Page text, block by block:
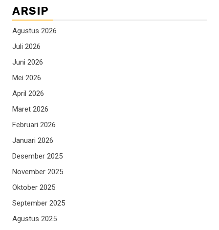
ARSIP
Agustus 2026
Juli 2026
Juni 2026
Mei 2026
April 2026
Maret 2026
Februari 2026
Januari 2026
Desember 2025
November 2025
Oktober 2025
September 2025
Agustus 2025